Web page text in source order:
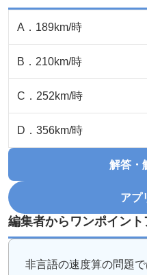
A ． 189km/時
B ． 210km/時
C ． 252km/時
D ． 356km/時
解答・
アプ
編集者からワンポイント
非言語の速度算の問題